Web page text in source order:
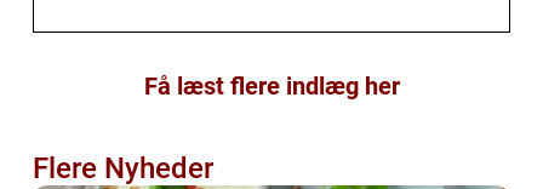
Få læst flere indlæg her
Flere Nyheder